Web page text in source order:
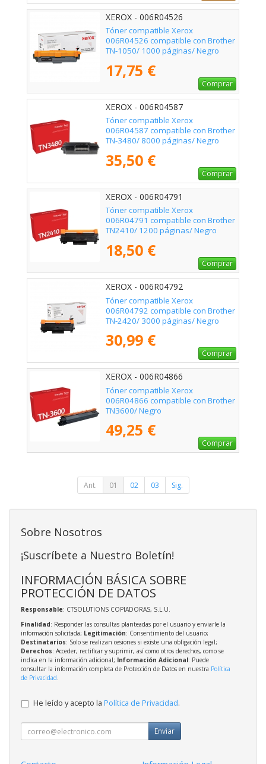
XEROX - 006R04526
Tóner compatible Xerox
006R04526 compatible con Brother
TN-1050/ 1000 páginas/ Negro
17,75 €
Comprar
XEROX - 006R04587
Tóner compatible Xerox
006R04587 compatible con Brother
TN-3480/ 8000 páginas/ Negro
35,50 €
Comprar
XEROX - 006R04791
Tóner compatible Xerox
006R04791 compatible con Brother
TN2410/ 1200 páginas/ Negro
18,50 €
Comprar
XEROX - 006R04792
Tóner compatible Xerox
006R04792 compatible con Brother
TN-2420/ 3000 páginas/ Negro
30,99 €
Comprar
XEROX - 006R04866
Tóner compatible Xerox
006R04866 compatible con Brother
TN3600/ Negro
49,25 €
Comprar
Ant. 01 02 03 Sig.
Sobre Nosotros
¡Suscríbete a Nuestro Boletín!
INFORMACIÓN BÁSICA SOBRE
PROTECCIÓN DE DATOS
Responsable: CTSOLUTIONS COPIADORAS, S.L.U.
Finalidad: Responder las consultas planteadas por el usuario y enviarle la
información solicitada; Legitimación: Consentimiento del usuario;
Destinatarios: Solo se realizan cesiones si existe una obligación legal;
Derechos: Acceder, rectificar y suprimir, así como otros derechos, como se
indica en la información adicional; Información Adicional: Puede
consultar la información completa de Protección de Datos en nuestra Política
de Privacidad.
He leído y acepto la Política de Privacidad.
Enviar